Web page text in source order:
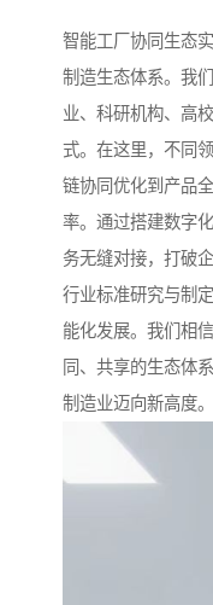
智能工厂协同生态
制造生态体系。我
业、科研机构、高
式。在这里，不同
链协同优化到产品
率。通过搭建数字
务无缝对接，打破
行业标准研究与制
能化发展。我们相
同、共享的生态体
制造业迈向新高度。